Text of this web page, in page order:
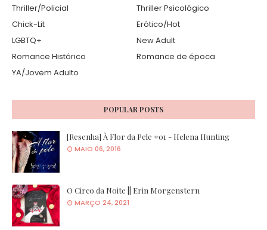
Thriller/Policial
Thriller Psicológico
Chick-Lit
Erótico/Hot
LGBTQ+
New Adult
Romance Histórico
Romance de época
YA/Jovem Adulto
POPULAR POSTS
[Resenha] À Flor da Pele #01 - Helena Hunting
MAIO 06, 2016
O Circo da Noite || Erin Morgenstern
MARÇO 24, 2021